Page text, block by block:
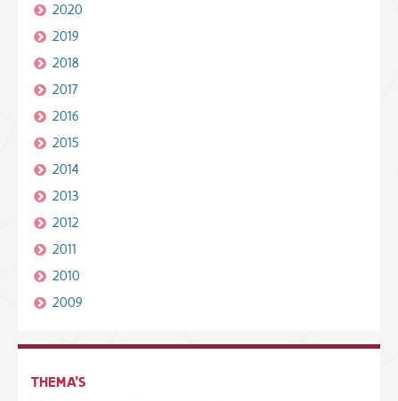
2020
2019
2018
2017
2016
2015
2014
2013
2012
2011
2010
2009
THEMA'S